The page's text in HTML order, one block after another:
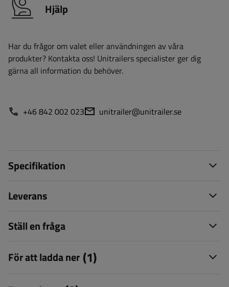
Hjälp
Har du frågor om valet eller användningen av våra
produkter? Kontakta oss! Unitrailers specialister ger dig
gärna all information du behöver.
+46 842 002 023 unitrailer@unitrailer.se
Specifikation
Leverans
Ställ en fråga
För att ladda ner (1)